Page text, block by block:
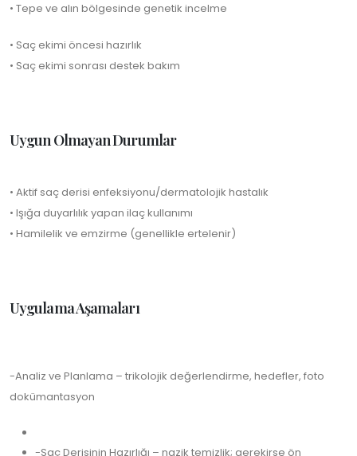
• Tepe ve alın bölgesinde genetik incelme
• Saç ekimi öncesi hazırlık
• Saç ekimi sonrası destek bakım
Uygun Olmayan Durumlar
• Aktif saç derisi enfeksiyonu/dermatolojik hastalık
• Işığa duyarlılık yapan ilaç kullanımı
• Hamilelik ve emzirme (genellikle ertelenir)
Uygulama Aşamaları
-Analiz ve Planlama – trikolojik değerlendirme, hedefler, foto
dokümantasyon
-Saç Derisinin Hazırlığı – nazik temizlik; gerekirse ön